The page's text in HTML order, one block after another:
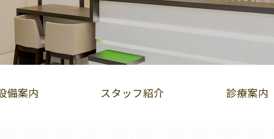
備案内 スタッフ紹介 診療案内